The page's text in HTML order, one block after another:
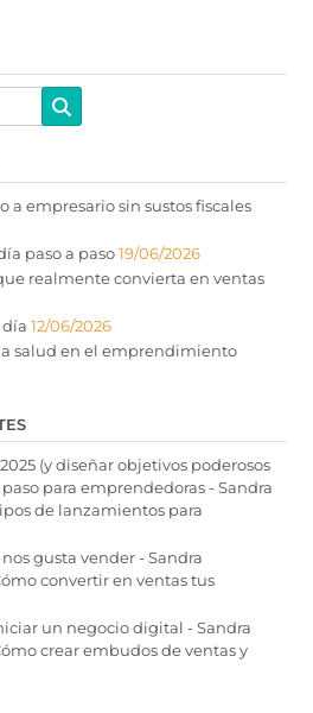
a empresario sin sustos fiscales
paso a paso19/06/2026
realmente convierta en ventas
día 12/06/2026
salud en el emprendimiento
(y diseñar objetivos poderosos
para emprendedoras - Sandra
de lanzamientos para
gusta vender - Sandra
convertir en ventas tus
un negocio digital - Sandra
crear embudos de ventas y